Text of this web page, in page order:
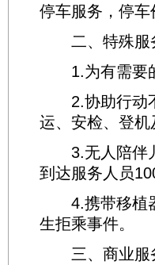
停车服务，停车
二、特殊服
1.为有需要的
2.协助行动不
运、安检、登机
3.无人陪伴儿
到达服务人员
4.携带移植器
生拒乘事件。
三、商业服